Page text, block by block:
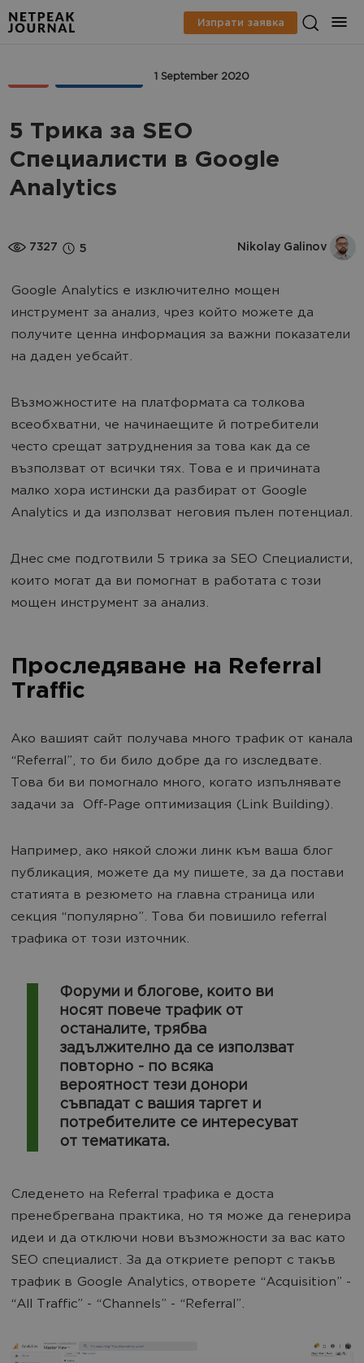
Изпрати заявка
1 September 2020
5 Трика за SEO
Специалисти в Google
Analytics
7327 5 Nikolay Galinov
Google Analytics е изключително мощен
инструмент за анализ, чрез който можете да
получите ценна информация за важни показатели
на даден уебсайт.
Възможностите на платформата са толкова
всеобхватни, че начинаещите й потребители
често срещат затруднения за това как да се
възползват от всички тях. Това е и причината
малко хора истински да разбират от Google
Analytics и да използват неговия пълен потенциал.
Днес сме подготвили 5 трика за SEO Специалисти,
които могат да ви помогнат в работата с този
мощен инструмент за анализ.
Проследяване на Referral
Traffic
Ако вашият сайт получава много трафик от канала
“Referral”, то би било добре да го изследвате.
Това би ви помогнало много, когато изпълнявате
задачи за Off-Page оптимизация (Link Building).
Например, ако някой сложи линк към ваша блог
публикация, можете да му пишете, за да постави
статията в резюмето на главна страница или
секция “популярно”. Това би повишило referral
трафика от този източник.
Форуми и блогове, които ви
носят повече трафик от
останалите, трябва
задължително да се използват
повторно - по всяка
вероятност тези донори
съвпадат с вашия таргет и
потребителите се интересуват
от тематиката.
Следенето на Referral трафика е доста
пренебрегвана практика, но тя може да генерира
идеи и да отключи нови възможности за вас като
SEO специалист. За да откриете репорт с такъв
трафик в Google Analytics, отворете “Acquisition” -
“All Traffic” - “Channels” - “Referral”.